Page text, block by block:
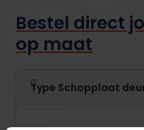
Bestel direct
op maat
Type Schopplaat